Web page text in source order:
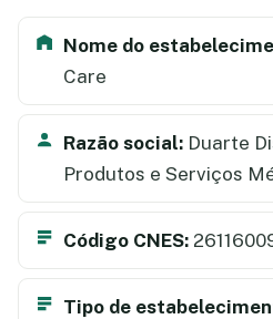
Nome do
Care
Razão social: Duarte
Produtos e Serviços
Código CNES:
Tipo de